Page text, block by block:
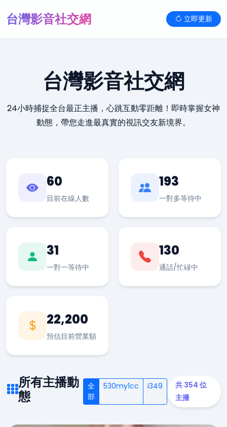
台灣影音社交網 立即更新
台灣影音社交網
24小時捕捉全台最正主播，心跳互動零距離！即時掌握女神
動態，帶您走進最真實的視訊交友新境界。
60
目前在線人數
193
一對多等待中
31
一對一等待中
130
通話/忙碌中
22,200
預估目前營業額
所有主播動
態
全
部
530my1cc i349
共 354 位
主播